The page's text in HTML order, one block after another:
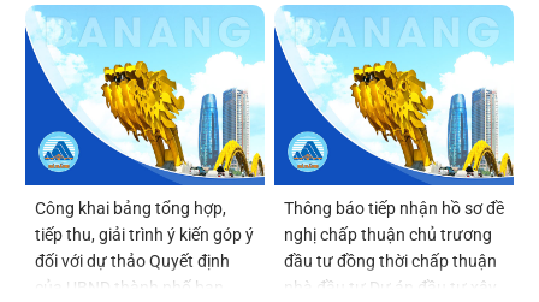
Công khai bảng tổng hợp,
tiếp thu, giải trình ý kiến góp ý
đối với dự thảo Quyết định
của UBND thành phố ban
Thông báo tiếp nhận hồ sơ đề
nghị chấp thuận chủ trương
đầu tư đồng thời chấp thuận
nhà đầu tư Dự án đầu tư xây